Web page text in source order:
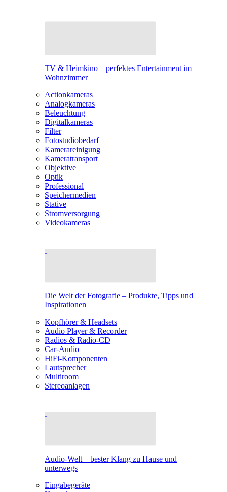
TV & Heimkino – perfektes Entertainment im
Wohnzimmer
Actionkameras
Analogkameras
Beleuchtung
Digitalkameras
Filter
Fotostudiobedarf
Kamerareinigung
Kameratransport
Objektive
Optik
Professional
Speichermedien
Stative
Stromversorgung
Videokameras
Die Welt der Fotografie – Produkte, Tipps und
Inspirationen
Kopfhörer & Headsets
Audio Player & Recorder
Radios & Radio-CD
Car-Audio
HiFi-Komponenten
Lautsprecher
Multiroom
Stereoanlagen
Audio-Welt – bester Klang zu Hause und
unterwegs
Eingabegeräte